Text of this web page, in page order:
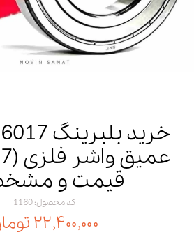
قیمت و
کد محصول: 1160
۲۲,۴۰۰,۰۰۰ تومان